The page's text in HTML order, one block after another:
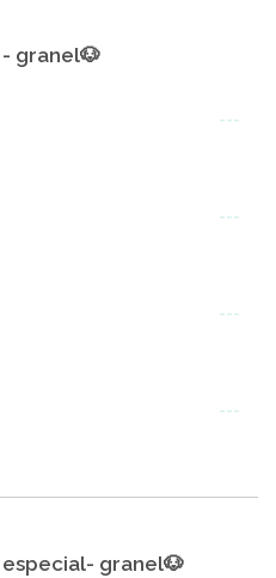
granel🐶
---
---
---
---
granel🐶